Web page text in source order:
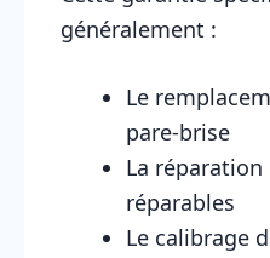
généralement :
Le
pare-brise
La
réparables
Le calibrage